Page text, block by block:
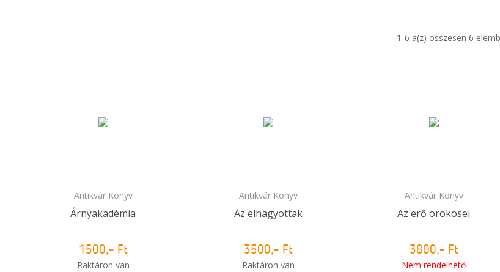
1-6 a(z) összesen 6
Antikvár Könyv
Árnyakadémia
1500,- Ft
Raktáron van
Antikvár Könyv
Az elhagyottak
3500,- Ft
Raktáron van
Antikvár Könyv
Az erő örökösei
3800,- Ft
Nem rendelhető